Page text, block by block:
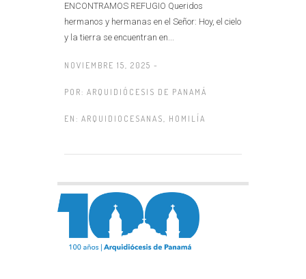
ENCONTRAMOS REFUGIO Queridos
hermanos y hermanas en el Señor: Hoy, el cielo
y la tierra se encuentran en...
NOVIEMBRE 15, 2025 -
POR: ARQUIDIÓCESIS DE PANAMÁ
EN: ARQUIDIOCESANAS, HOMILÍA